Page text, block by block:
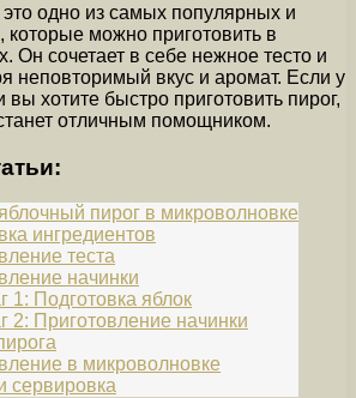
одно из самых популярных и
можно приготовить в
Он сочетает в себе нежное тесто и
неповторимый вкус и аромат. Если у
вы хотите быстро приготовить пирог,
отличным помощником.
пирог в микроволновке
ингредиентов
теста
начинки
1: Подготовка яблок
2: Приготовление начинки
в микроволновке
сервировка